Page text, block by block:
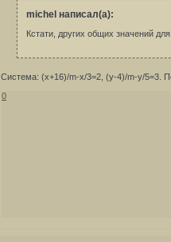
michel написал(а):
Кстати, других общих значений
Система: (х+16)/m-x/3=2, (y-4)/m-y/5=3.
0